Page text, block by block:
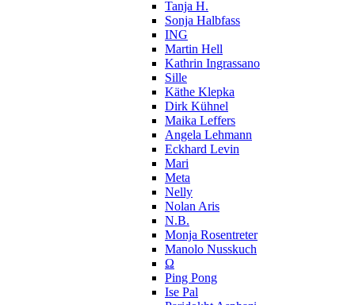
Tanja H.
Sonja Halbfass
ING
Martin Hell
Kathrin Ingrassano
Sille
Käthe Klepka
Dirk Kühnel
Maika Leffers
Angela Lehmann
Eckhard Levin
Mari
Meta
Nelly
Nolan Aris
N.B.
Monja Rosentreter
Manolo Nusskuch
Ω
Ping Pong
Ise Pal